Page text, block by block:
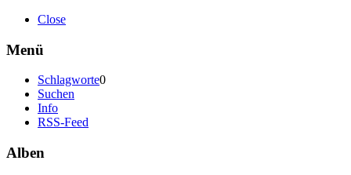
Close
Menü
Schlagworte0
Suchen
Info
RSS-Feed
Alben